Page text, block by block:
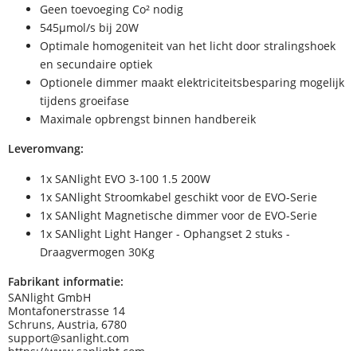
Geen toevoeging Co² nodig
545µmol/s bij 20W
Optimale homogeniteit van het licht door stralingshoek
en secundaire optiek
Optionele dimmer maakt elektriciteitsbesparing mogelijk
tijdens groeifase
Maximale opbrengst binnen handbereik
Leveromvang:
1x SANlight EVO 3-100 1.5 200W
1x SANlight Stroomkabel geschikt voor de EVO-Serie
1x SANlight Magnetische dimmer voor de EVO-Serie
1x SANlight Light Hanger - Ophangset 2 stuks -
Draagvermogen 30Kg
Fabrikant informatie:
SANlight GmbH
Montafonerstrasse 14
Schruns, Austria, 6780
support@sanlight.com